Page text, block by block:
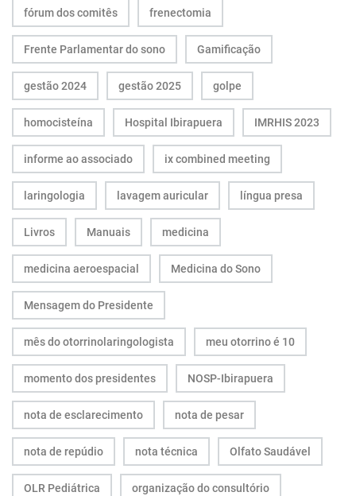
fórum dos comitês frenectomia
Frente Parlamentar do sono Gamificação
gestão 2024 gestão 2025 golpe
homocisteína Hospital Ibirapuera IMRHIS 2023
informe ao associado ix combined meeting
laringologia lavagem auricular língua presa
Livros Manuais medicina
medicina aeroespacial Medicina do Sono
Mensagem do Presidente
mês do otorrinolaringologista meu otorrino é 10
momento dos presidentes NOSP-Ibirapuera
nota de esclarecimento nota de pesar
nota de repúdio nota técnica Olfato Saudável
OLR Pediátrica organização do consultório